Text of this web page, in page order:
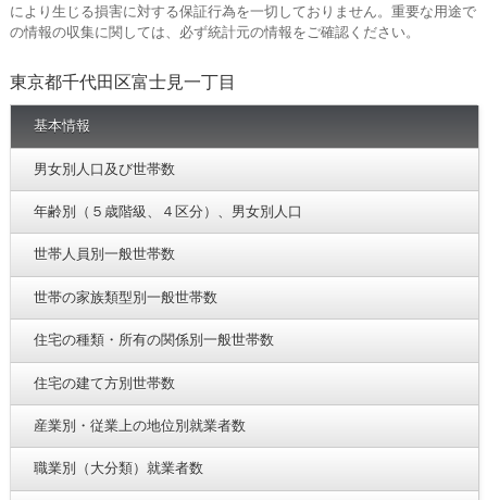
により生じる損害に対する保証行為を一切しておりません。重要な用途で
の情報の収集に関しては、必ず統計元の情報をご確認ください。
東京都千代田区富士見一丁目
基本情報
男女別人口及び世帯数
年齢別（５歳階級、４区分）、男女別人口
世帯人員別一般世帯数
世帯の家族類型別一般世帯数
住宅の種類・所有の関係別一般世帯数
住宅の建て方別世帯数
産業別・従業上の地位別就業者数
職業別（大分類）就業者数